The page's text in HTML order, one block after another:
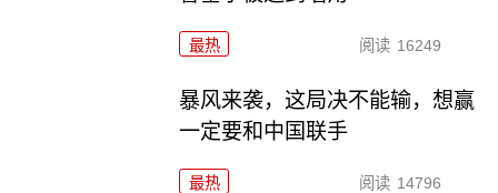
最热 阅读 16249
暴风来袭，这局决不能输，想赢
一定要和中国联手
最热 阅读 14796